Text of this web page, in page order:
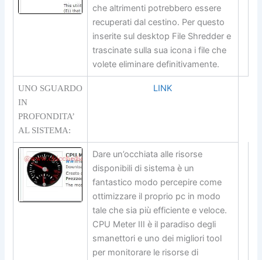
che altrimenti potrebbero essere
recuperati dal cestino. Per questo
inserite sul desktop File Shredder e
trascinate sulla sua icona i file che
volete eliminare definitivamente.
UNO SGUARDO
IN
PROFONDITA’
AL SISTEMA:
LINK
Dare un’occhiata alle risorse
disponibili di sistema è un
fantastico modo percepire come
ottimizzare il proprio pc in modo
tale che sia più efficiente e veloce.
CPU Meter III è il paradiso degli
smanettori e uno dei migliori tool
per monitorare le risorse di